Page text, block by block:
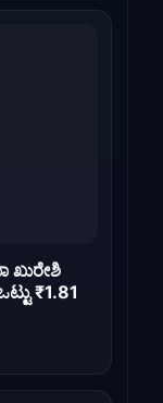
ಖುರೇಶಿ
₹1.81